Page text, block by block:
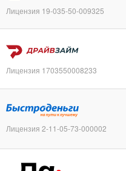
Лицензия 19-035-50-009325
Лицензия 1703550008233
Лицензия 2-11-05-73-000002